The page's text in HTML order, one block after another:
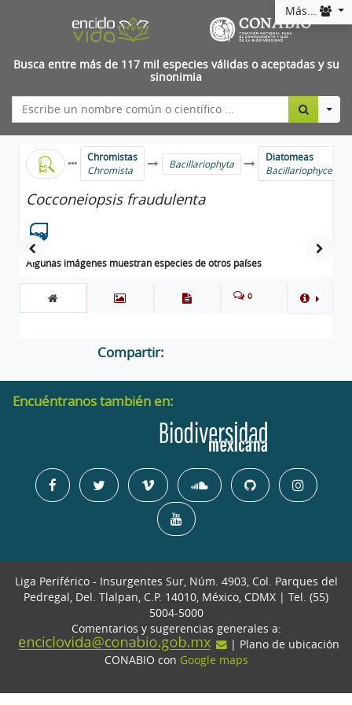
Más...
Busca entre más de 117 mil especies válidas o aceptadas y su
sinonimia
Chromistas
Chromista
Bacillariophyta
Diatomeas
Bacillariophyceae
Cocconeiopsis fraudulenta
Algunas imágenes muestran especies de otros países
0
Compartir:
Encuéntranos también en:
Liga Periférico - Insurgentes Sur, Núm. 4903, Col. Parques del
Pedregal, Del. Tlalpan, C.P. 14010, México, CDMX | Tel. (55)
5004-5000
Comentarios y sugerencias generales a:
| Plano de ubicación
CONABIO con Google maps